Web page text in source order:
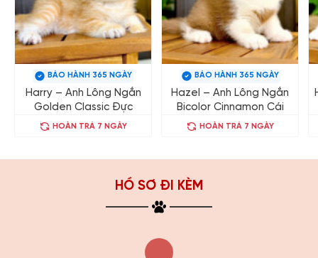
BẢO HÀNH 365 NGÀY
Harry – Anh Lông Ngắn
Golden Classic Đực
HOÀN TRẢ 7 NGÀY
BẢO HÀNH 365 NGÀY
Hazel – Anh Lông Ngắn
Bicolor Cinnamon Cái
HOÀN TRẢ 7 NGÀY
HỒ SƠ ĐI KÈM